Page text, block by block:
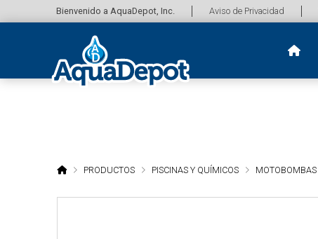
Bienvenido a AquaDepot, Inc. Aviso de Privacidad
HOMEPRODUCTOS PISCINAS Y QUÍMICOS MOTOBOMBAS